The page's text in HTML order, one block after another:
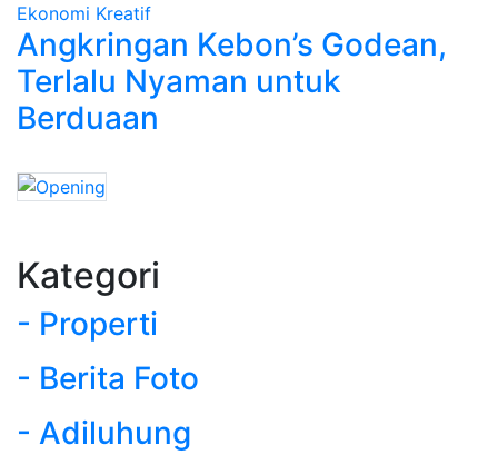
Ekonomi Kreatif
Angkringan Kebon’s Godean,
Terlalu Nyaman untuk
Berduaan
Kategori
- Properti
- Berita Foto
- Adiluhung